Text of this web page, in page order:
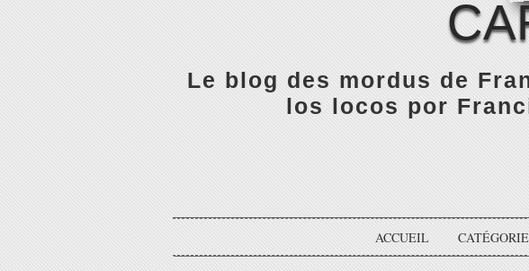
Le blog des mordus de
los locos por
ACCUEIL